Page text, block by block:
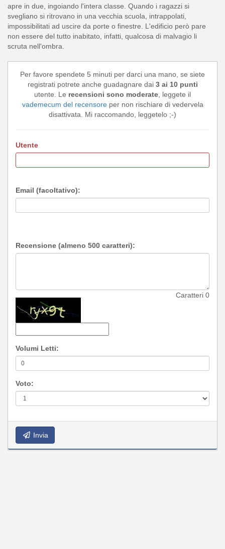
apre in due, ingoiando l'intera classe. Quando i ragazzi si
svegliano si ritrovano in una vecchia scuola, intrappolati,
impossibilitati ad uscire da porte o finestre. L'edificio però pare
non essere del tutto inabitato, infatti, qualcosa di malvagio li
scruta nell'ombra.
Per favore spendete 5 minuti per darci una mano, se siete
registrati potrete anche guadagnare dai 3 ai 10 punti
utente. Le recensioni sono moderate, leggete il
vademecum del recensoreper non rischiare di vedervela
disattivata. Mi raccomando, leggetelo ;-)
Utente
Email (facoltativo):
Recensione (almeno 500 caratteri):
Caratteri 0
Volumi Letti:
Voto:
Invia